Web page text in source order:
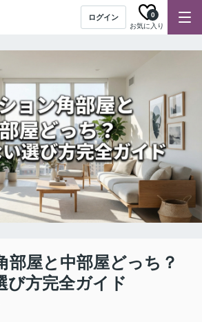
ログイン
お気に入り
0
部屋と中部屋どっち？
び方完全ガイド